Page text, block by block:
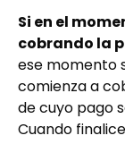
Si en el
cobrando la
ese momento
comienza a
de cuyo pago
Cuando